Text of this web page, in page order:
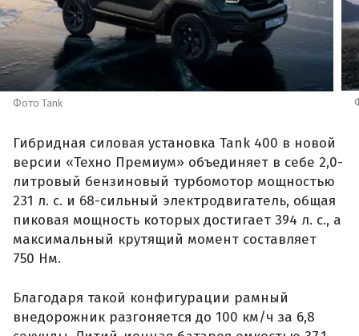
Фото Tank
Гибридная силовая установка Tank 400 в новой
версии «Техно Премиум» объединяет в себе 2,0-
литровый бензиновый турбомотор мощностью
231 л. с. и 68-сильный электродвигатель, общая
пиковая мощность которых достигает 394 л. с., а
максимальный крутящий момент составляет
750 Нм.
Благодаря такой конфигурации рамный
внедорожник разгоняется до 100 км/ч за 6,8